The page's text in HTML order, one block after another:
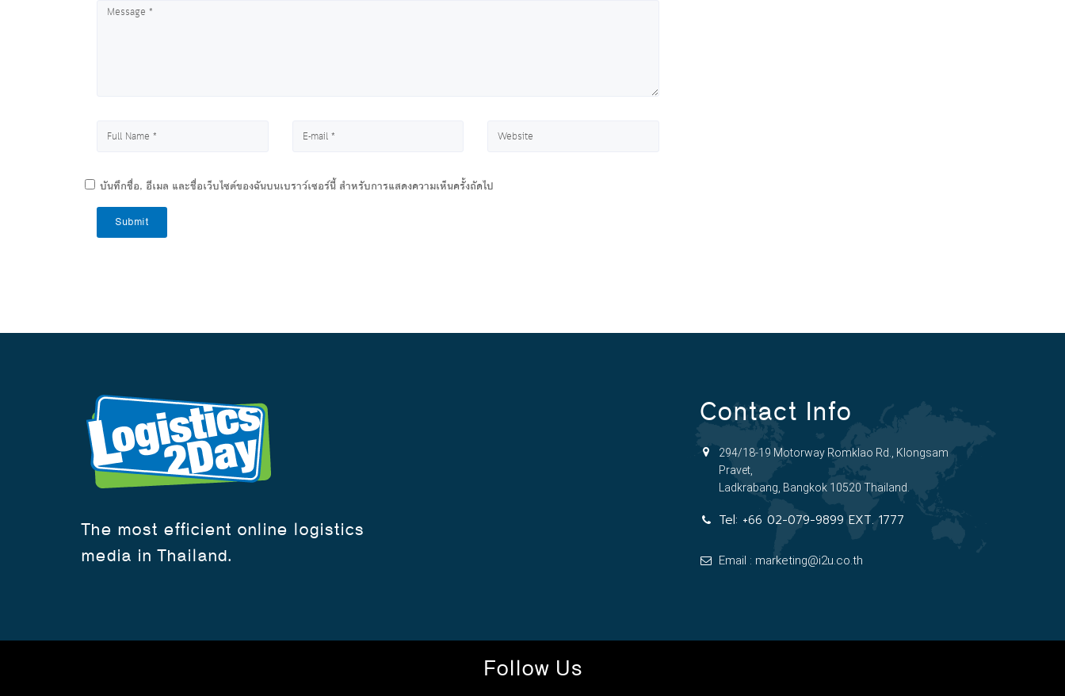
บันทึกชื่อ, อีเมล และชื่อเว็บไซต์ของฉันบนเบราว์เซอร์นี้ สำหรับการแสดงความเห็นครั้งถัดไป
Submit
The most efficient online logistics
media in Thailand.
Contact Info
294/18-19 Motorway Romklao Rd., Klongsam
Pravet,
Ladkrabang, Bangkok 10520 Thailand.
Tel: +66 02-079-9899 EXT. 1777
Email : marketing@i2u.co.th
Follow Us